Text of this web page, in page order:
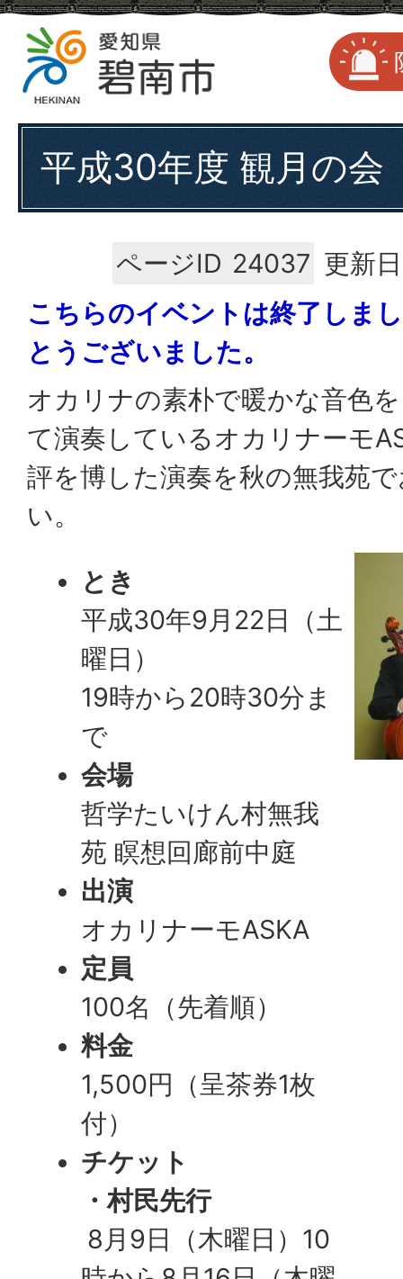
平成30年度 観月の会
ページID 24037 更新
こちらのイベントは終了しま
とうございました。
オカリナの素朴で暖かな音色
て演奏しているオカリナーモ
評を博した演奏を秋の無我苑
い。
とき
平成30年9月22日（土
曜日）
19時から20時30分ま
で
会場
哲学たいけん村無我
苑 瞑想回廊前中庭
出演
オカリナーモASKA
定員
100名（先着順）
料金
1,500円（呈茶券1枚
付）
チケット
・村民先行
8月9日（木曜日）10